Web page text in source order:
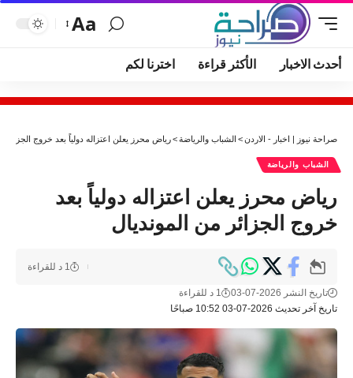
Aa
أحدث الاخبار الأكثر قراءة اخترنا لكم
صراحة نيوز | اخبار - الاردن> الشباب والرياضة>رياض محرز يعلن اعتزاله دولياً بعد خروج الجزائر
الشباب والرياضة
رياض محرز يعلن اعتزاله دولياً بعد
خروج الجزائر من المونديال
تاريخ آخر تحديث 2026-07-03 10:52 صباحًا
تاريخ النشر 2026-07-03 1 د للقراءة
1 د للقراءة